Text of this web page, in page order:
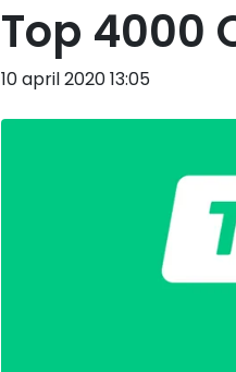
Top 4000
10 april 2020 13:05